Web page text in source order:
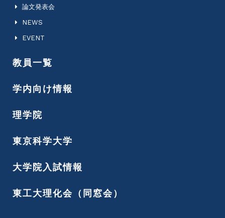
論文発表会
NEWS
EVENT
教員一覧
学内向け情報
理学院
東京科学大学
大学院入試情報
東工大理化会（同窓会）